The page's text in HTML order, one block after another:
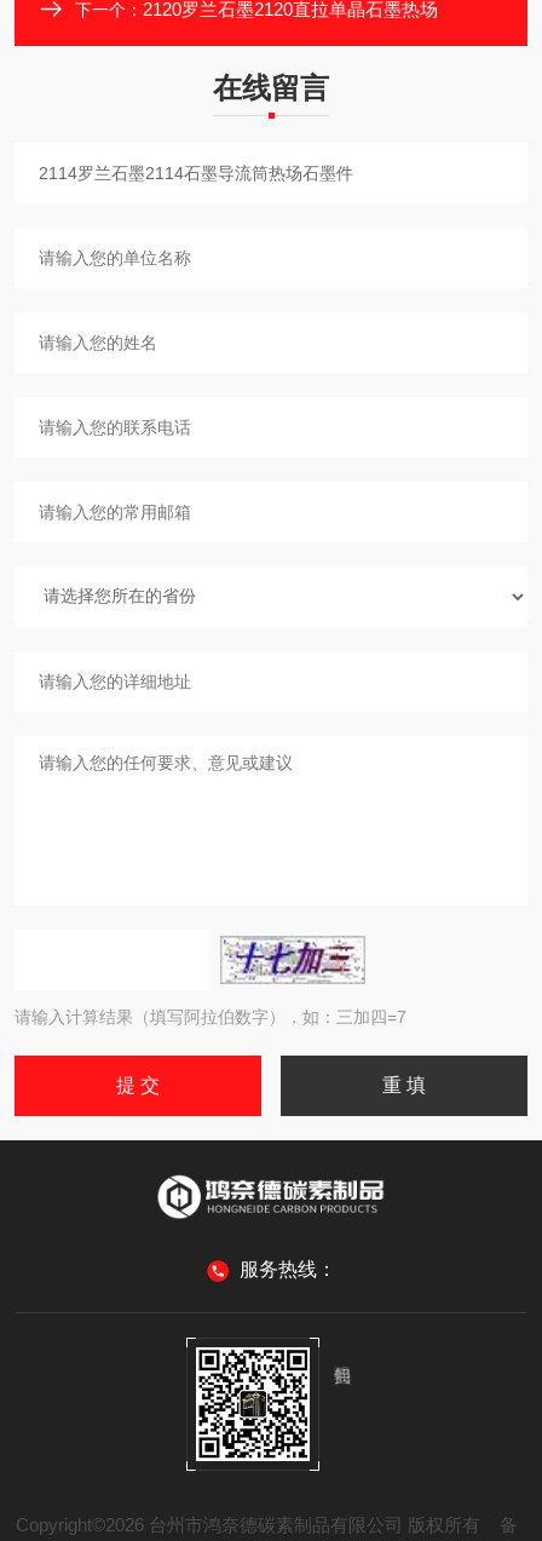
下一个： 2120罗兰石墨2120直拉单晶石墨热场
在线留言
请输入计算结果（填写阿拉伯数字），如：三加四=7
服务热线：
Copyright©2026 台州市鸿奈德碳素制品有限公司 版权所有 备